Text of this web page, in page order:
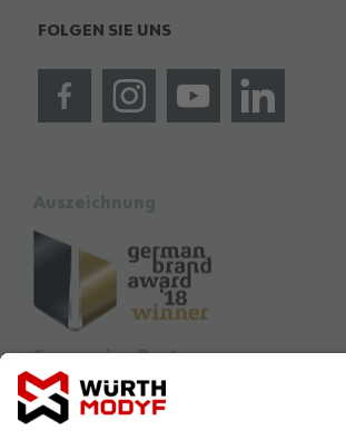
FOLGEN SIE UNS
Sponsoring Partner